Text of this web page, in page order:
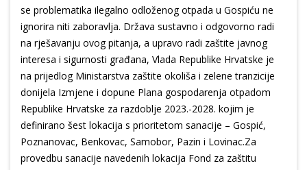
se problematika ilegalno odloženog otpada u Gospiću ne
ignorira niti zaboravlja. Država sustavno i odgovorno radi
na rješavanju ovog pitanja, a upravo radi zaštite javnog
interesa i sigurnosti građana, Vlada Republike Hrvatske je
na prijedlog Ministarstva zaštite okoliša i zelene tranzicije
donijela Izmjene i dopune Plana gospodarenja otpadom
Republike Hrvatske za razdoblje 2023.-2028. kojim je
definirano šest lokacija s prioritetom sanacije – Gospić,
Poznanovac, Benkovac, Samobor, Pazin i Lovinac.Za
provedbu sanacije navedenih lokacija Fond za zaštitu